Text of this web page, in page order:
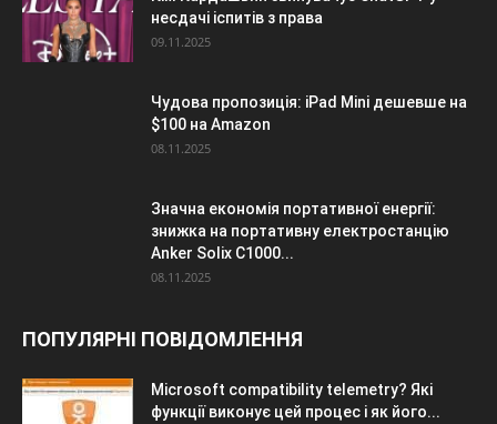
несдачі іспитів з права
09.11.2025
Чудова пропозиція: iPad Mini дешевше на
$100 на Amazon
08.11.2025
Значна економія портативної енергії:
знижка на портативну електростанцію
Anker Solix C1000...
08.11.2025
ПОПУЛЯРНІ ПОВІДОМЛЕННЯ
Microsoft compatibility telemetry? Які
функції виконує цей процес і як його...